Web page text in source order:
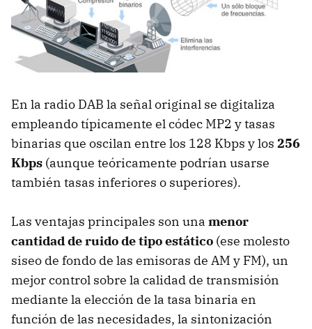
En la radio DAB la señal original se digitaliza
empleando típicamente el códec MP2 y tasas
binarias que oscilan entre los 128 Kbps y los 256
Kbps (aunque teóricamente podrían usarse
también tasas inferiores o superiores).
Las ventajas principales son una menor
cantidad de ruido de tipo estático (ese molesto
siseo de fondo de las emisoras de AM y FM), un
mejor control sobre la calidad de transmisión
mediante la elección de la tasa binaria en
función de las necesidades, la sintonización